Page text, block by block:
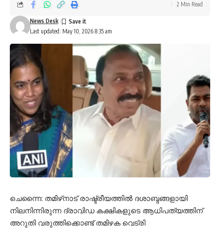
Last updated: May 10, 2026 8:35 am
News Desk
2 Min Read
ചെന്നൈ: തമിഴ്‌നാട് രാഷ്ട്രീയത്തിൽ ദശാബ്ദങ്ങളായി
നിലനിന്നിരുന്ന ദ്രാവിഡ കക്ഷികളുടെ ആധിപത്യത്തിന്
അറുതി വരുത്തിക്കൊണ്ട് തമിഴക വെട്രി